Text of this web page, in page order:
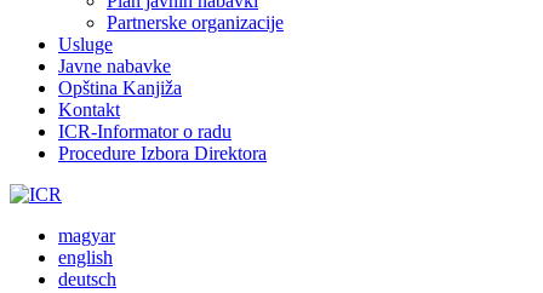
Partnerske organizacije
Usluge
Javne nabavke
Opština Kanjiža
Kontakt
ICR-Informator o radu
Procedure Izbora Direktora
magyar
english
deutsch